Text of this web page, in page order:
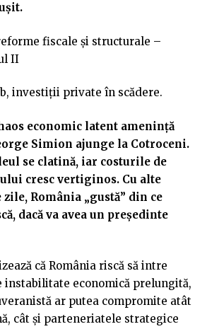
fiscale și structurale –
II
investiții private în scădere.
economic latent amenință
Simion ajunge la Cotroceni.
se clatină, iar costurile de
cresc vertiginos. Cu alte
România „gustă” din ce
dacă va avea un președinte
că România riscă să intre
instabilitate economică prelungită,
ar putea compromite atât
cât și parteneriatele strategice